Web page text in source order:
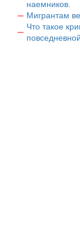
наемников.
Мигрантам
Что такое